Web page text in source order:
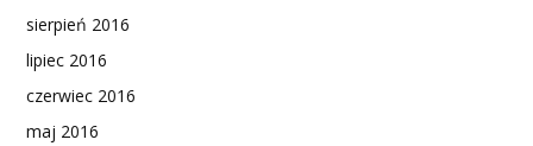
sierpień 2016
lipiec 2016
czerwiec 2016
maj 2016